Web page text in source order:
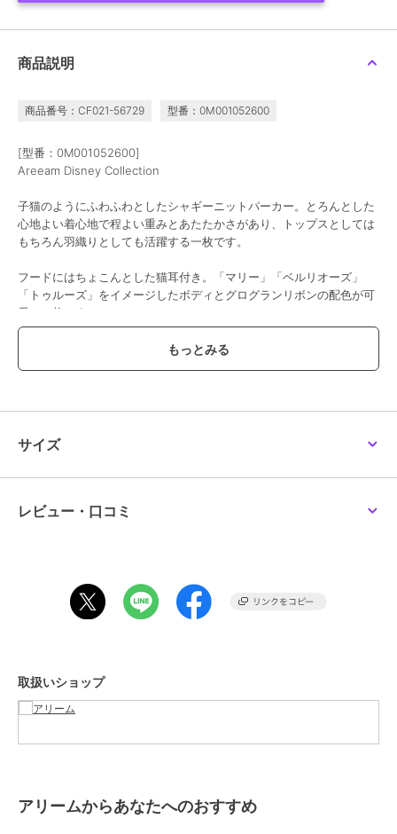
商品説明
商品番号：CF021-56729 型番：0M001052600
[型番：0M001052600]
Areeam Disney Collection
子猫のようにふわふわとしたシャギーニットパーカー。とろんとした
心地よい着心地で程よい重みとあたたかさがあり、トップスとしては
もちろん羽織りとしても活躍する一枚です。
フードにはちょこんとした猫耳付き。「マリー」「ベルリオーズ」
「トゥルーズ」をイメージしたボディとグログランリボンの配色が可
愛い一枚です。
程よい短さの着丈で、ワンピースの上の羽織りとしても、パンツやス
カートの上にトップスとしてもコーディネートしやすいアイテムで
ッセージを刺繍しました。
羽は、ブラシ等素材を傷めない方法でお取りください。
伸縮性[あり]
裏地[なし]
ざいます。
サイズ
レビュー・口コミ
取扱いショップ
アリームからあなたへのおすすめ